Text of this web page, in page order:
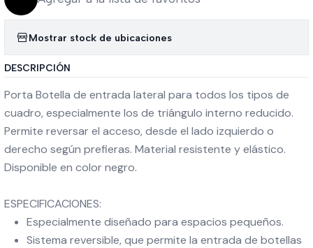
Mostrar stock de ubicaciones
DESCRIPCIÓN
Porta Botella de entrada lateral para todos los tipos de
cuadro, especialmente los de triángulo interno reducido.
Permite reversar el acceso, desde el lado izquierdo o
derecho según prefieras. Material resistente y elástico.
Disponible en color negro.
ESPECIFICACIONES:
Especialmente diseñado para espacios pequeños.
Sistema reversible, que permite la entrada de botellas